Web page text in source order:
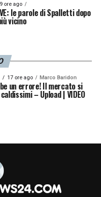
ore ago
le parole di Spalletti dopo
vicino
17 ore ago Marco Baridon
un errore! Il mercato si
– Upload | VIDEO